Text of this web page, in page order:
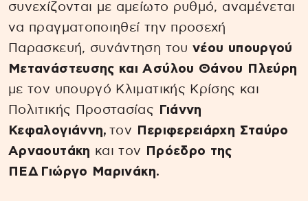
συνεχίζονται με αμείωτο ρυθμό, αναμένεται
να πραγματοποιηθεί την προσεχή
Παρασκευή, συνάντηση του νέου υπουργού
Μετανάστευσης και Ασύλου Θάνου Πλεύρη
με τον υπουργό Κλιματικής Κρίσης και
Πολιτικής Προστασίας Γιάννη
Κεφαλογιάννη,τον
Περιφερειάρχη Σταύρο
Αρναουτάκη και τον
Πρόεδρο της
ΠΕΔ Γιώργο Μαρινάκη.